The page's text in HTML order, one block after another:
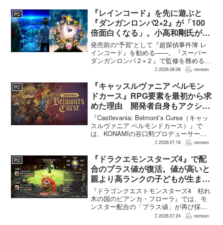
PC
『レインコード』を先に遊ぶと
『ダンガンロンパ2×2』が「100
倍面白くなる」。小高和剛氏がプ
レイをおすすめ
発売前の“予習”として『超探偵事件簿 レ
インコード』を勧める――。『スーパー
ダンガンロンパ２×２』で監修を務める小
高和剛氏が、そんなメッセージをファン
ューでの発言で、小高氏は「先に『レイ
ンコー...
2026.08.08 remoon
PC
『キャッスルヴァニア ベルモン
ドカース』RPG要素を最初から求
めた理由 開発者自身もアクショ
ンのつらさを実感
『Castlevania: Belmont’s Curse（キャッ
スルヴァニア ベルモンドカース）』で
は、KONAMIの谷口勲プロデューサー
が、レベルアップを含むRPG的システム
何度も挑戦すれば先へ進める...
2026.07.18 remoon
PC
『ドラクエモンスターズ4』で配
合のプラス値が復活。値が高いと
親より高ランクの子どもが生まれ
ることも
『ドラゴンクエストモンスターズ4 枯れ
木の国のビアンカ・フローラ』では、モ
ンスター配合の「プラス値」が再び採用
される。配合を繰り返すことで数値が増
2026.07.24 remoon